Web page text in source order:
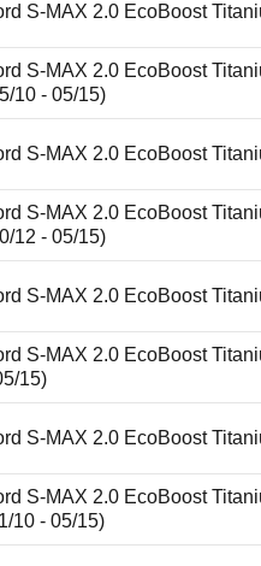
S-MAX 2.0 EcoBoost
S-MAX 2.0 EcoBoost
10 - 05/15)
S-MAX 2.0 EcoBoost
S-MAX 2.0 EcoBoost
12 - 05/15)
S-MAX 2.0 EcoBoost
S-MAX 2.0 EcoBoost
15)
S-MAX 2.0 EcoBoost
S-MAX 2.0 EcoBoost
10 - 05/15)